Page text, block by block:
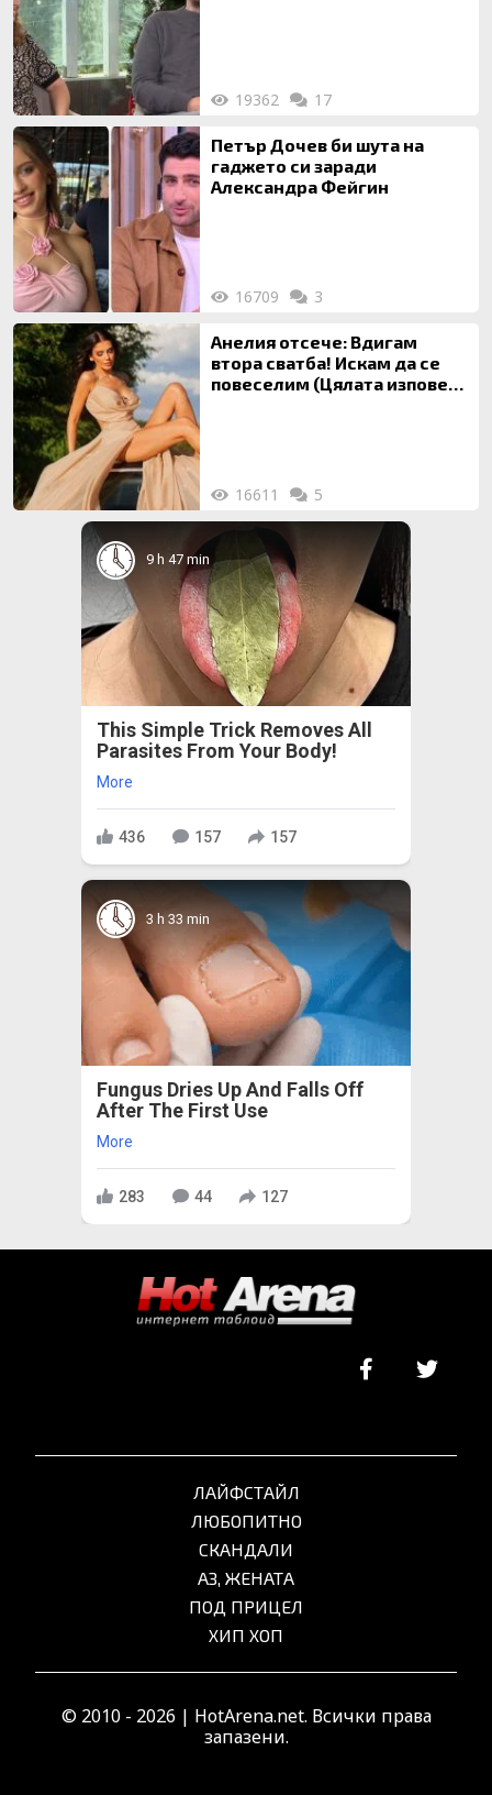
19362 17
Петър Дочев би шута на
гаджето си заради
Александра Фейгин
16709 3
Анелия отсече: Вдигам
втора сватба! Искам да се
повеселим (Цялата изповед
16611 5
9 h 47 min
This Simple Trick Removes All
Parasites From Your Body!
More
436 157 157
3 h 33 min
Fungus Dries Up And Falls Off
After The First Use
More
283 44 127
ЛАЙФСТАЙЛ
ЛЮБОПИТНО
СКАНДАЛИ
АЗ, ЖЕНАТА
ПОД ПРИЦЕЛ
ХИП ХОП
© 2010 - 2026 | HotArena.net. Всички права
запазени.